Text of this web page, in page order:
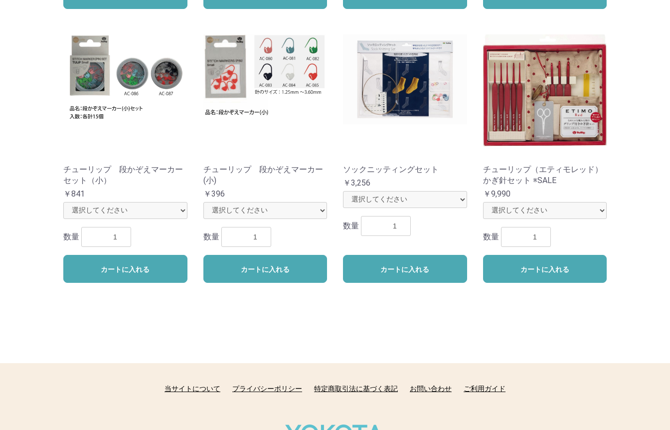
チューリップ 段かぞえマーカー
セット（小）
￥841
数量
カートに入れる
チューリップ 段かぞえマーカー
(小)
￥396
数量
カートに入れる
ソックニッティングセット
￥3,256
数量
カートに入れる
チューリップ（エティモレッド）
かぎ針セット ※SALE
￥9,990
数量
カートに入れる
当サイトについて プライバシーポリシー 特定商取引法に基づく表記 お問い合わせ ご利用ガイド